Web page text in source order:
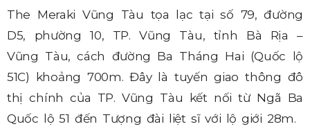
The Meraki Vũng Tàu tọa lạc tại số 79, đường
D5, phường 10, TP. Vũng Tàu, tỉnh Bà Rịa –
Vũng Tàu, cách đường Ba Tháng Hai (Quốc lộ
51C) khoảng 700m. Đây là tuyến giao thông đô
thị chính của TP. Vũng Tàu kết nối từ Ngã Ba
Quốc lộ 51 đến Tượng đài liệt sĩ với lộ giới 28m.